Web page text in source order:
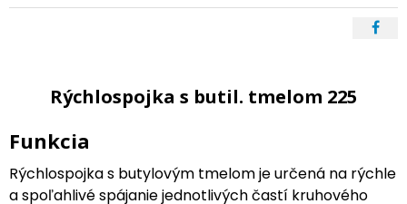
Rýchlospojka s butil. tmelom 225
Funkcia
Rýchlospojka s butylovým tmelom je určená na rýchle
a spoľahlivé spájanie jednotlivých častí kruhového